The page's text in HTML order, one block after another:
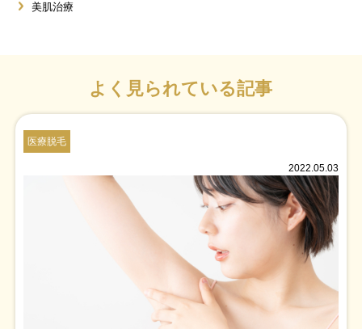
美肌治療
よく見られている記事
医療脱毛
2022.05.03